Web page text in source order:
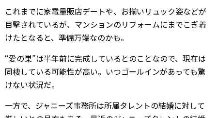
これまでに家電量販店デートや、お揃いリュック姿などが
目撃されているが、マンションのリフォームにまでこぎ着
けたとなると、準備万端なのかも。
“愛の巣”は半年前に完成しているとのことなので、現在は
同棲している可能性が高い。いつゴールインがあっても驚
けない状況だ。
一方で、ジャニーズ事務所は所属タレントの結婚に対して